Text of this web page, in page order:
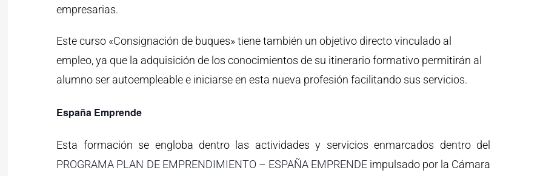
empresarias.
Este curso «Consignación de buques» tiene también un objetivo directo vinculado al
empleo, ya que la adquisición de los conocimientos de su itinerario formativo permitirán al
alumno ser autoempleable e iniciarse en esta nueva profesión facilitando sus servicios.
España Emprende
Esta formación se engloba dentro las actividades y servicios enmarcados dentro del
PROGRAMA PLAN DE EMPRENDIMIENTO – ESPAÑA EMPRENDEimpulsado por la Cámara